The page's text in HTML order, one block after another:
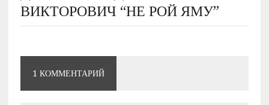
ВИКТОРОВИЧ “НЕ РОЙ ЯМУ”
1 КОММЕНТАРИЙ